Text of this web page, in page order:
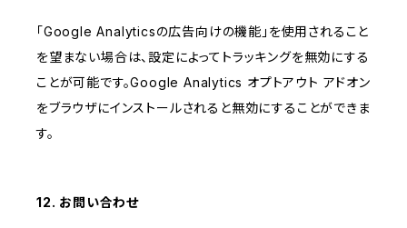
「Google Analyticsの広告向けの機能」を使用されること
を望まない場合は、設定によってトラッキングを無効にする
ことが可能です。Google Analytics オプトアウト アドオン
をブラウザにインストールされると無効にすることができま
す。
12. お問い合わせ